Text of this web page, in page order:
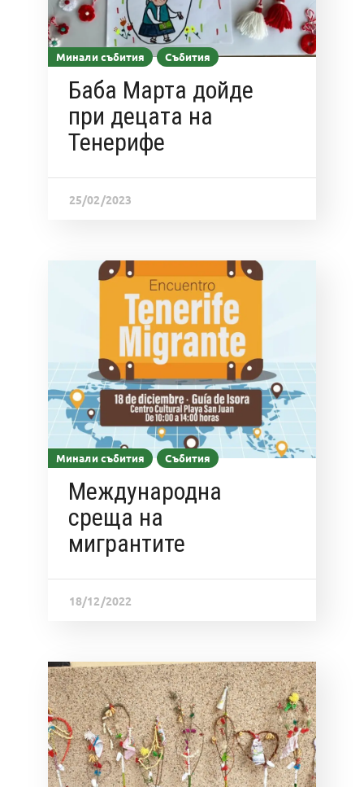
Минали събития Събития
Баба Марта дойде
при децата на
Тенерифе
25/02/2023
Минали събития Събития
Международна
среща на
мигрантите
18/12/2022